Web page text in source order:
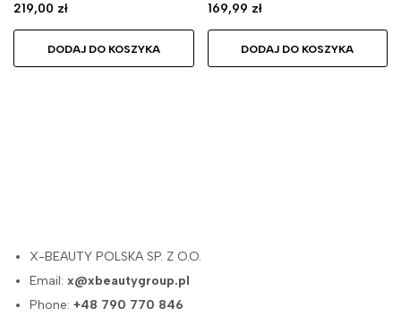
219,00 zł
DODAJ DO KOSZYKA
169,99 zł
DODAJ DO KOSZYKA
X-BEAUTY POLSKA SP. Z O.O.
Email:x@xbeautygroup.pl
Phone:+48 790 770 846